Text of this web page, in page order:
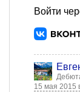
Войти
15 мая 2015